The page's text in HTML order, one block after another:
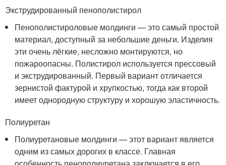
Экструдированный пенополистирол
Пенополистироловые молдинги — это самый простой
материал, доступный за небольшие деньги. Изделия
эти очень лёгкие, несложно монтируются, но
пожароопасны. Полистирол используется прессовый
и экструдированный. Первый вариант отличается
зернистой фактурой и хрупкостью, тогда как второй
имеет однородную структуру и хорошую эластичность.
Полиуретан
Полиуретановые молдинги — этот вариант является
одним из самых дорогих в классе. Главная